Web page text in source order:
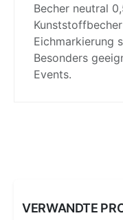
Becher neutral
Eichmarkierung
Besonders
Events.
VERWANDTE